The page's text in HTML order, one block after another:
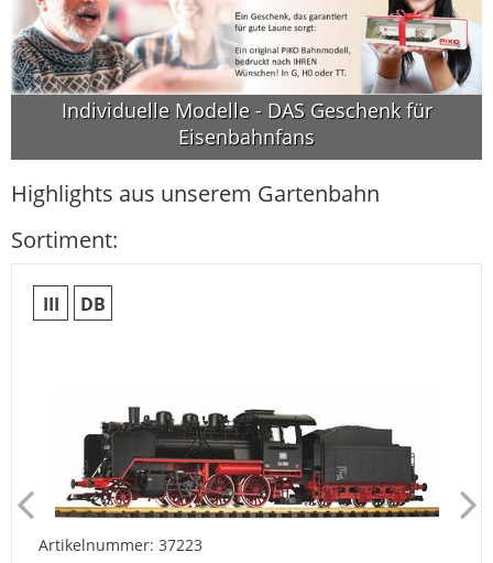
Individuelle Modelle - DAS Geschenk für
Eisenbahnfans
Highlights aus unserem Gartenbahn
Sortiment:
III DB
Artikelnummer: 37223